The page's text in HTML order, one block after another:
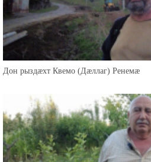
Дон рыздæхт Квемо (Дæллаг) Ренемæ